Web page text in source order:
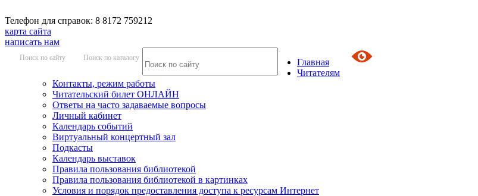
Телефон для справок: 8 8172 759212
карта сайта
написать нам
Поиск по сайту Поиск по каталогу
Главная
Читателям
Контакты, режим работы
Читательский билет ОНЛАЙН
Ответы на часто задаваемые вопросы
Личный кабинет
Календарь событий
Виртуальный концертный зал
Подкасты
Календарь выставок
Правила пользования библиотекой
Правила пользования библиотекой в картинках
Условия и порядок предоставления доступа к ресурсам Интернет